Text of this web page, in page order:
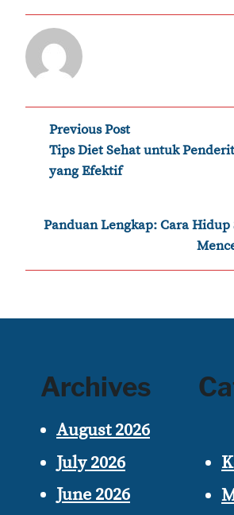
Post
navigation
Previous Post
Tips Diet Sehat untuk
yang Efektif
Panduan Lengkap: Cara
Archives
August 2026
July 2026
June 2026